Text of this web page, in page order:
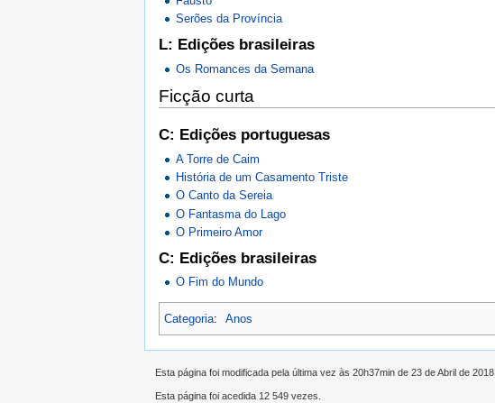
Serões da Província
L: Edições brasileiras
Os Romances da Semana
Ficção curta
C: Edições portuguesas
A Torre de Caim
História de um Casamento Triste
O Canto da Sereia
O Fantasma do Lago
O Primeiro Amor
C: Edições brasileiras
O Fim do Mundo
Categoria: Anos
Esta página foi modificada pela última vez às 20h37min de 23 de Abril de 2018.
Esta página foi acedida 12 549 vezes.